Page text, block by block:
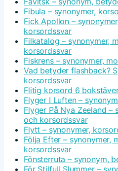
Fibula – synonymer,
Fick Apollon –
korsordssvar
Filkatalog – synonymer,
korsordssvar
Fiskrens – synonymer,
Vad betyder flashback?
korsordssvar
Flitig korsord 6
Flyger I Luften –
Flyger På Nya Zeeland –
och korsordssvar
Flytt – synonymer,
Följa Efter – synonymer,
korsordssvar
Fönsterruta – synonym,